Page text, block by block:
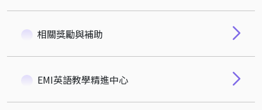
相關獎勵與補助
EMI英語教學精進中心